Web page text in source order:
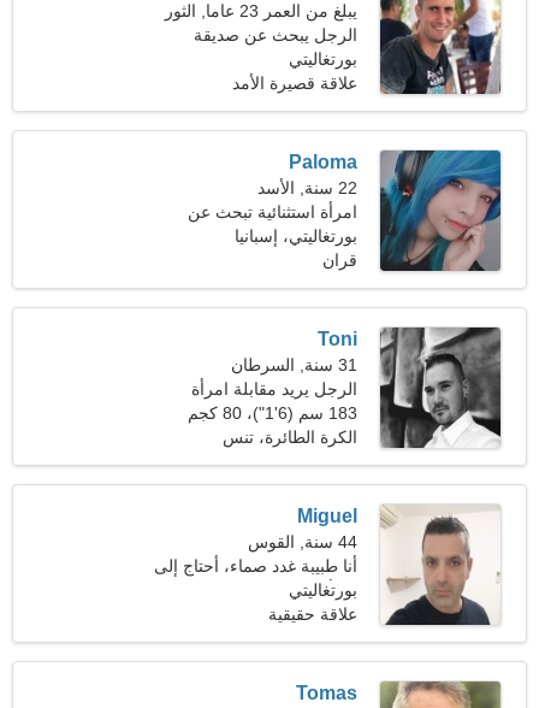
يبلغ من العمر 23 عاما, الثور
الرجل يبحث عن صديقة
بورتغاليتي
علاقة قصيرة الأمد
Paloma
22 سنة, الأسد
امرأة استثنائية تبحث عن
علاقة
بورتغاليتي، إسبانيا
قران
Toni
31 سنة, السرطان
الرجل يريد مقابلة امرأة
183 سم (6'1")، 80 كجم
(176 رطلا)
الكرة الطائرة، تنس
Miguel
44 سنة, القوس
أنا طبيبة غدد صماء، أحتاج إلى
امرأة ماهرة
بورتغاليتي
علاقة حقيقية
Tomas